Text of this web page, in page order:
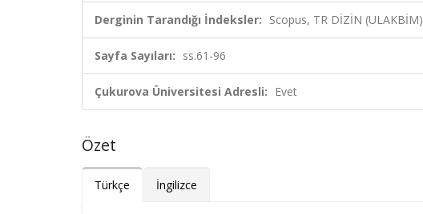
Derginin Tarandığı İndeksler: Scopus, TR DİZİN (ULAKBİM)
Sayfa Sayıları: ss.61-96
Çukurova Üniversitesi Adresli: Evet
Özet
Türkçe İngilizce